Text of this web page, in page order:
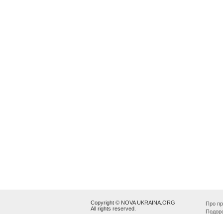
Copyright © NOVA UKRAINA.ORG
All rights reserved.
Про